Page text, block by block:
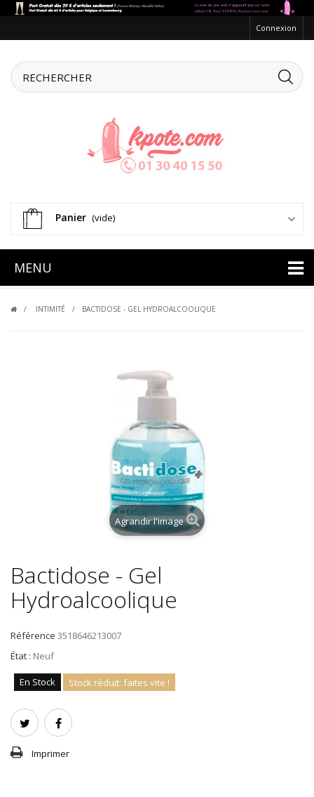
Connexion
Panier (vide)
MENU
INTIMITÉ BACTIDOSE - GEL HYDROALCOOLIQUE
Agrandir l'image
Bactidose - Gel
Hydroalcoolique
Référence 3518646213007
État : Neuf
En Stock Stock réduit: faites vite !
Imprimer